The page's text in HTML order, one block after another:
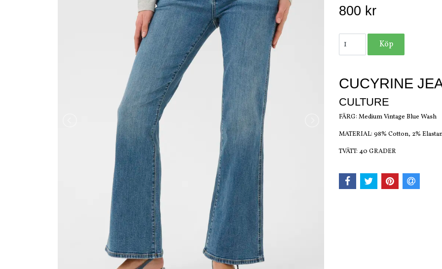
800 kr
CUCYRINE
CULTURE
FÄRG: Medium Vintage Blue Wash
MATERIAL: 98% Cotton, 2%
TVÄTT: 40 GRADER